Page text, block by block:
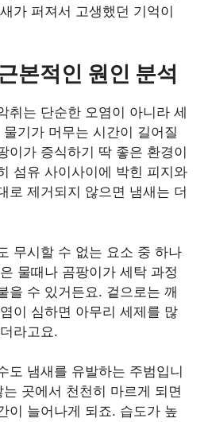
가 퍼져서 고생했던 기억이
본적인 원인 분석
취는 단순한 오염이 아니라 세
기가 머무는 시간이 길어질
이가 증식하기 딱 좋은 환경이
섬유 사이사이에 박힌 피지와
로 제거되지 않으면 냄새는 더
무시할 수 없는 요소 중 하나
물때나 곰팡이가 세탁 과정
을 수 있거든요. 겉으로는 깨
이 심하면 아무리 세제를 많
라고요.
도 냄새를 유발하는 주범입니
곳에서 천천히 마르게 되면
이 늘어나게 되죠. 습도가 높